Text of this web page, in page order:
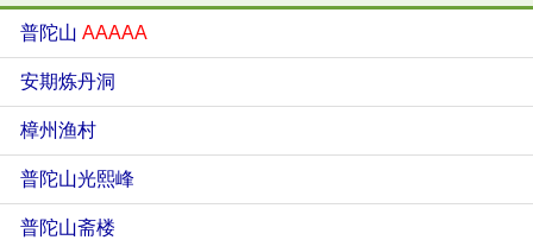
普陀山 AAAAA
安期炼丹洞
樟州渔村
普陀山光熙峰
普陀山斋楼